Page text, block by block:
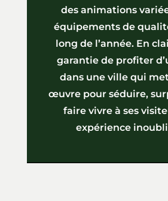
des animations
équipements de
long de l’année. En
garantie de profiter
dans une ville qui
œuvre pour séduire,
faire vivre à ses
expérience